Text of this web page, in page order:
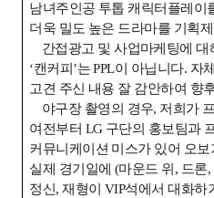
남녀주인공 투톱 캐릭터플레이
더욱 밀도 높은 드라마를 기획
간접광고 및 사업마케팅에 대
‘캔커피 ’는PPL이 아닙니다. 자
고견 주신 내용 잘 감안하여 향
야구장 촬영의 경우, 저희가
여전부터 LG 구단의 홍보팀과
커뮤니케이션 미스가 있어 오
실제 경기일에 (마운드 위 , 드론,
정신 ,재형이 VIP석에서 대화하